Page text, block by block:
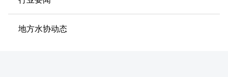
地方水协动态